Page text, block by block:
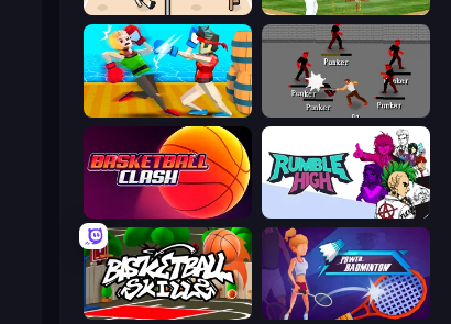
Volley Random Baseball
Funny Ragdoll Wrestlers Royal City Clashers 2
Basketball Clash
Basketball Skills Power Badminton